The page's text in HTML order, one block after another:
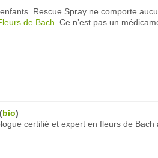
Rescue Spray ne comporte
de Bach . Ce n’est pas un
(bio)
certifié et expert en fleurs de Bach